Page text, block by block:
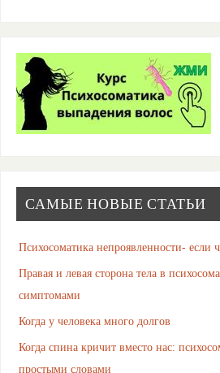
САМЫЕ НОВЫЕ СТАТЬИ
Психосоматика непроявленности- если
Правая и левая сторона тела в
симптомами
Когда у человека много долгов
Когда спина кричит вместо нас:
простыми словами